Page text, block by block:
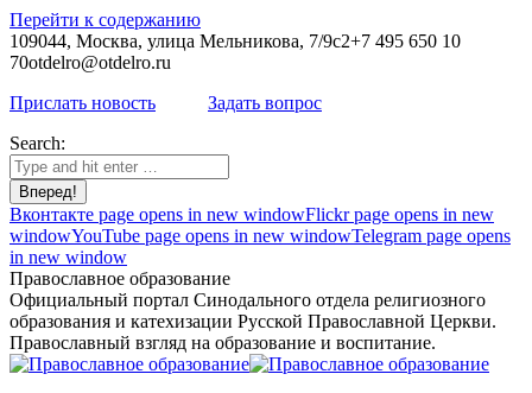
Перейти к содержанию
109044, Москва, улица Мельникова, 7/9с2+7 495 650 10
70otdelro@otdelro.ru
Прислать новость
Задать вопрос
Search:
Вконтакте page opens in new windowFlickr page opens in new
windowYouTube page opens in new windowTelegram page opens
in new window
Православное образование
Официальный портал Синодального отдела религиозного
образования и катехизации Русской Православной Церкви.
Православный взгляд на образование и воспитание.